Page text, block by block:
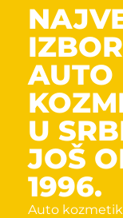
IZBOR
AUTO
U
JOŠ
1996.
Auto